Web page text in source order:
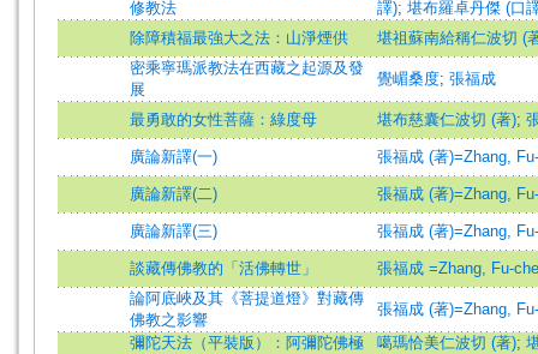
修教法
譯); 堪布羅卓丹傑 (口
除障積福最強大之法：山淨煙供
堪祖蘇南給稱仁波切 (
密乘寧瑪派教法在西藏之起源及發
展
覺嵋桑度; 張福成
最勇敢的女性菩薩：綠度母 堪布慈囊仁波切 (著);
廣論新譯(一) 張福成 (著)=Zhang,
廣論新譯(二) 張福成 (著)=Zhang,
廣論新譯(三) 張福成 (著)=Zhang,
談藏傳佛教的「活佛轉世」
張福成 =Zhang, Fu-
論阿底峽及其《菩提道燈》對藏傳
佛教之影響
張福成 (著)=Zhang,
彌陀天法（平裝版）：阿彌陀佛極
噶瑪恰美仁波切 (著);